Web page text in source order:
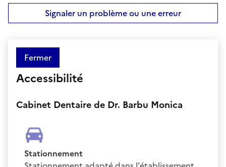
Signaler un problème ou une erreur
Fermer
Accessibilité
Cabinet Dentaire de Dr. Barbu Monica
Stationnement